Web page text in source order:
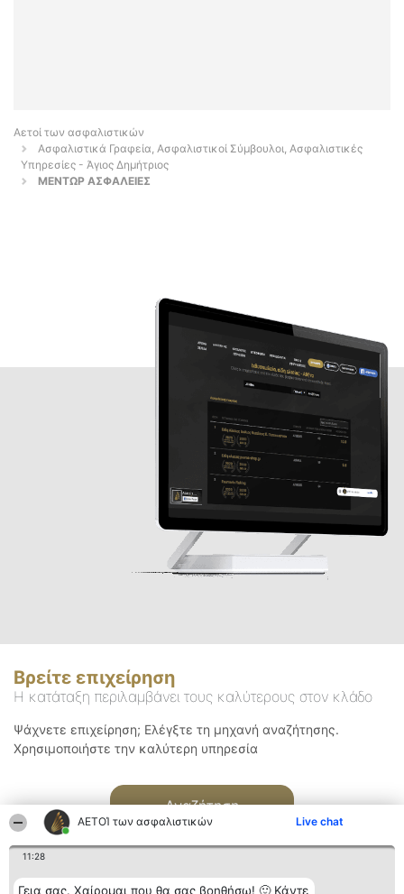
ΑΕΤΟΊ των ασφαλιστικών Live chat
11:28
Γεια σας. Χαίρομαι που θα σας βοηθήσω! 🙂 Κάντε
Αετοί των ασφαλιστικών
Ασφαλιστικά Γραφεία, Ασφαλιστικοί Σύμβουλοι, Ασφαλιστικές
Υπηρεσίες - Άγιος Δημήτριος
ΜΕΝΤΩΡ ΑΣΦΑΛΕΙΕΣ
Βρείτε επιχείρηση
Η κατάταξη περιλαμβάνει τους καλύτερους στον κλάδο
Ψάχνετε επιχείρηση; Ελέγξτε τη μηχανή αναζήτησης.
Χρησιμοποιήστε την καλύτερη υπηρεσία
Αναζήτηση